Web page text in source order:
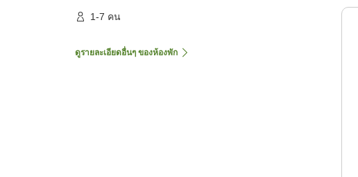
1-7 คน
ดูรายละเอียดอื่นๆ ของห้องพัก